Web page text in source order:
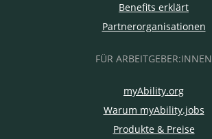
Benefits erklärt
Partnerorganisationen
FÜR ARBEITGEBER:INNEN
myAbility.org
Warum myAbility.jobs
Produkte & Preise